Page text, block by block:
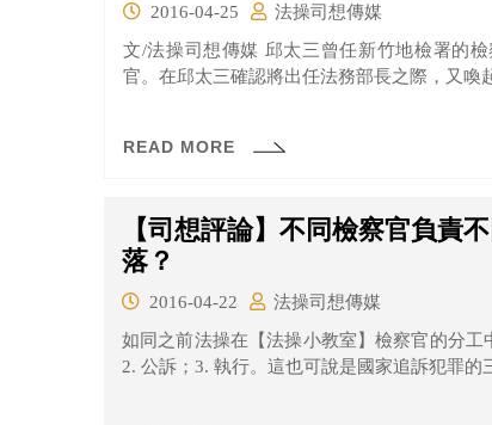
2016-04-25
法操司想傳媒
文/法操司想傳媒 邱太三曾任新竹地檢署的
官。在邱太三確認將出任法務部長之際，又喚
READ MORE
【司想評論】不同檢察官負責
落？
2016-04-22
法操司想傳媒
如同之前法操在【法操小教室】檢察官的分工
2. 公訴；3. 執行。這也可說是國家追訴犯罪的